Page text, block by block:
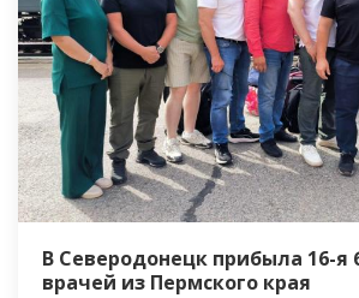
В Северодонецк прибыла 16-я
врачей из Пермского края